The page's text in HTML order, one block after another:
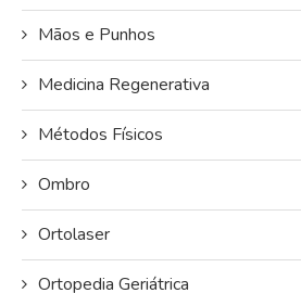
Mãos e Punhos
Medicina Regenerativa
Métodos Físicos
Ombro
Ortolaser
Ortopedia Geriátrica